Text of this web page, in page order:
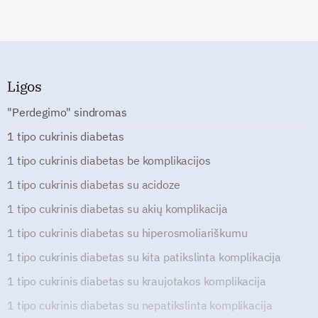
Ligos
"Perdegimo" sindromas
1 tipo cukrinis diabetas
1 tipo cukrinis diabetas be komplikacijos
1 tipo cukrinis diabetas su acidoze
1 tipo cukrinis diabetas su akių komplikacija
1 tipo cukrinis diabetas su hiperosmoliariškumu
1 tipo cukrinis diabetas su kita patikslinta komplikacija
1 tipo cukrinis diabetas su kraujotakos komplikacija
1 tipo cukrinis diabetas su nepatikslinta komplikacija